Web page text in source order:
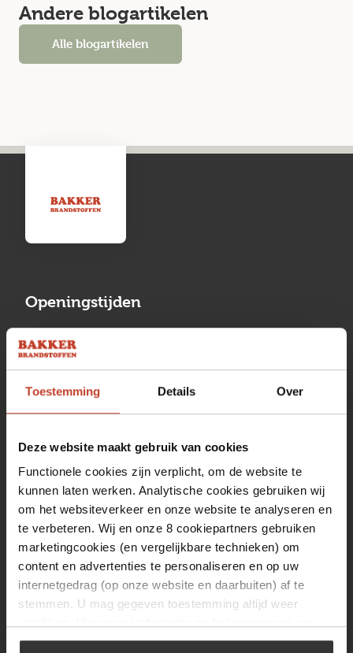
Toestemming Details Over
Deze website maakt gebruik van cookies
Functionele cookies zijn verplicht, om de website te
kunnen laten werken. Analytische cookies gebruiken wij
om het websiteverkeer en onze website te analyseren en
te verbeteren. Wij en onze 8 cookiepartners gebruiken
marketingcookies (en vergelijkbare technieken) om
content en advertenties te personaliseren en op uw
internetgedrag (op onze website en daarbuiten) af te
stemmen. U mag gegeven toestemming altijd weer
uw keuze op onze website verwijzen wij u naar ons
Andere blogartikelen
Alle blogartikelen
Openingstijden
Maandag
Woensdag
Donderdag
08:00 tot 17:00
Vrijdag
08:00 tot 17:00
Zaterdag
09:30 tot 12:00
Zondag
Gesloten
Navigatie
BBQ
Brandstoffen